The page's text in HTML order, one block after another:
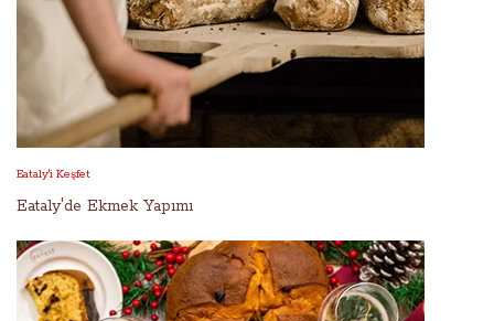
Eataly'i Keşfet
Eataly'de Ekmek Yapımı